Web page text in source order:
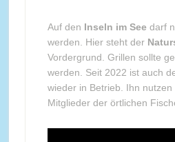
Auf den Inseln im See darf
werden. Hier steht der
Vordergrund. Grillen sollte
werden. Seit 2022 ist auch
wieder in Betrieb. Ihn
Mitglieder der örtlichen